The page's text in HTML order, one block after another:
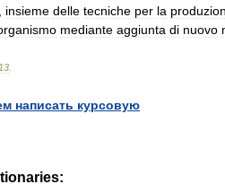
insieme delle tecniche per la
mediante aggiunta di nuovo
написать курсовую